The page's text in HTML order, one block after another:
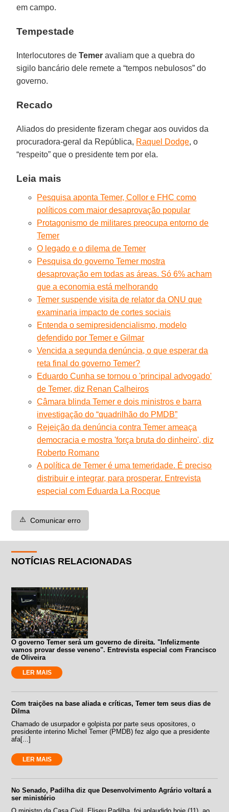
em campo.
Tempestade
Interlocutores deTemer avaliam que a quebra do
sigilo bancário dele remete a “tempos nebulosos” do
governo.
Recado
Aliados do presidente fizeram chegar aos ouvidos da
procuradora-geral da República, Raquel Dodge, o
“respeito” que o presidente tem por ela.
Leia mais
Pesquisa aponta Temer, Collor e FHC como
políticos com maior desaprovação popular
Protagonismo de militares preocupa entorno de
Temer
O legado e o dilema de Temer
Pesquisa do governo Temer mostra
desaprovação em todas as áreas. Só 6% acham
que a economia está melhorando
Temer suspende visita de relator da ONU que
examinaria impacto de cortes sociais
Entenda o semipresidencialismo, modelo
defendido por Temer e Gilmar
Vencida a segunda denúncia, o que esperar da
reta final do governo Temer?
Eduardo Cunha se tornou o 'principal advogado'
de Temer, diz Renan Calheiros
Câmara blinda Temer e dois ministros e barra
investigação do “quadrilhão do PMDB”
Rejeição da denúncia contra Temer ameaça
democracia e mostra 'força bruta do dinheiro', diz
Roberto Romano
A política de Temer é uma temeridade. É preciso
distribuir e integrar, para prosperar. Entrevista
especial com Eduarda La Rocque
⚠️ Comunicar erro
NOTÍCIAS RELACIONADAS
O governo Temer será um governo de direita. "Infelizmente
vamos provar desse veneno". Entrevista especial com Francisco
de Oliveira
LER MAIS
Com traições na base aliada e críticas, Temer tem seus dias de
Dilma
Chamado de usurpador e golpista por parte seus opositores, o
presidente interino Michel Temer (PMDB) fez algo que a presidente
afa[...]
LER MAIS
No Senado, Padilha diz que Desenvolvimento Agrário voltará a
ser ministério